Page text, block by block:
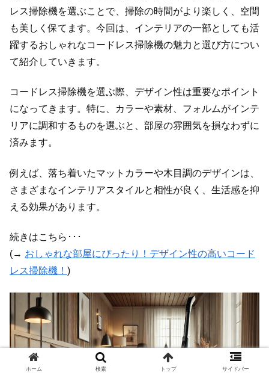
レス掃除機を選ぶことで、掃除の時間がより楽しく、空間
も美しく保てます。今回は、インテリアの一部としても活
躍するおしゃれなコードレス掃除機の魅力と選び方につい
て紹介していきます。
コードレス掃除機を選ぶ際、デザイン性は重要なポイント
になってきます。特に、カラーや素材、フォルムがインテ
リアに調和するものを選ぶと、部屋の雰囲気を損なわずに
済みます。
例えば、落ち着いたマットカラーや木目調のデザインは、
さまざまなインテリアスタイルと相性が良く、生活感を抑
える効果があります。
続きはこちら･･･
(→ おしゃれな部屋にぴったり！デザイン性の高いコード
レス掃除機！ )
ホーム 検索 トップ サイドバー